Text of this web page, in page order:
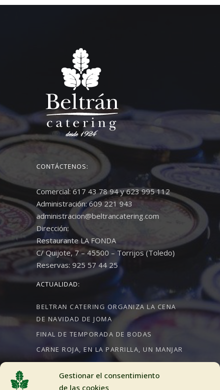
Gestionar el consentimiento
de las cookies
CONTÁCTENOS:
Comercial: 617 43 78 94 y 623 995 112
Administración: 609 221 943
administracion@beltrancatering.com
Dirección:
Restaurante LA FONDA
C/ Quijote, 7 – 45500 – Torrijos (Toledo)
Reservas: 925 57 44 25
ACTUALIDAD:
BELTRAN CATERING ORGANIZA LA CENA
DE NAVIDAD DE JOMA
FINAL DE TEMPORADA DE BODAS
CARNE ROJA, EN LA PARRILLA, UN MANJAR